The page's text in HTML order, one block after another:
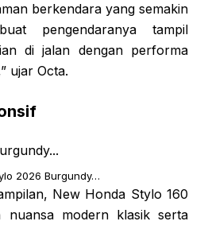
berkendara yang semakin
pengendaranya tampil
di jalan dengan performa
ujar Octa.
2026 Burgundy…
New Honda Stylo 160
nuansa modern klasik serta